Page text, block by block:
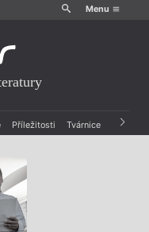
Menu
Příležitosti Tvárnice Archiv